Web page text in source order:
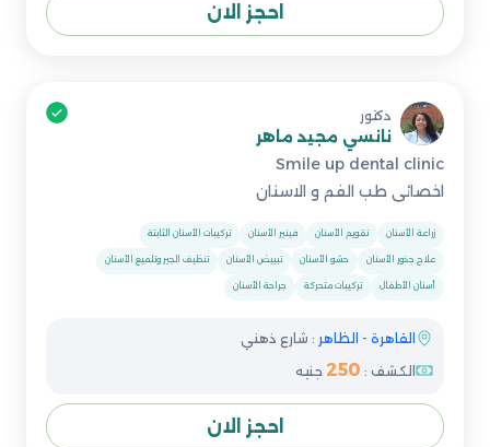
احجز الان
دكتور
نانسي مجيد ماهر
Smile up dental clinic
اخصائى طب الفم و الاسنان
زراعة الأسنان تقويم الأسنان فينير الأسنان تركيبات الأسنان الثابتة
علاج جذور الأسنان حشو الأسنان تبييض الأسنان تنظيف الجير وتلميع الأسنان
أسنان الأطفال تركيبات متحركة جراحة الأسنان
القاهرة - الظاهر : شارع ذهني
الكشف : 250 جنيه
احجز الان